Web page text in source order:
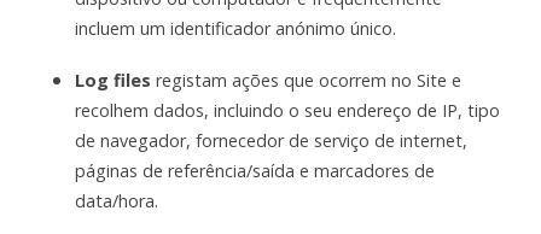
incluem um identificador anónimo único.
Log files registam ações que ocorrem no Site e
recolhem dados, incluindo o seu endereço de IP, tipo
de navegador, fornecedor de serviço de internet,
páginas de referência/saída e marcadores de
data/hora.